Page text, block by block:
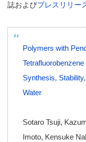
誌およびプレスリリー
Polymers with
Synthesis,
Water
Sotaro Tsuji,
Imoto, Kensuke